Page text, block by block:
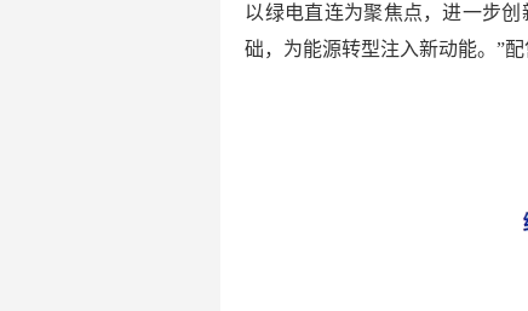
以绿电直连为聚焦点，进一步
础，为能源转型注入新动能。”